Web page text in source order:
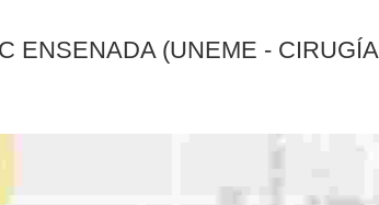
ENSENADA (UNEME - CIRUGÍA